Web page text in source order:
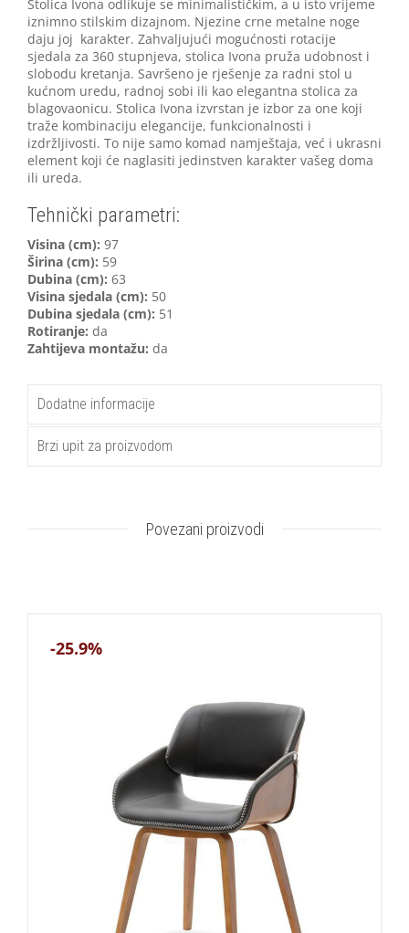
Stolica Ivona odlikuje se minimalističkim, a u isto vrijeme
iznimno stilskim dizajnom. Njezine crne metalne noge
daju joj karakter. Zahvaljujući mogućnosti rotacije
sjedala za 360 stupnjeva, stolica Ivona pruža udobnost i
slobodu kretanja. Savršeno je rješenje za radni stol u
kućnom uredu, radnoj sobi ili kao elegantna stolica za
blagovaonicu. Stolica Ivona izvrstan je izbor za one koji
traže kombinaciju elegancije, funkcionalnosti i
izdržljivosti. To nije samo komad namještaja, već i ukrasni
element koji će naglasiti jedinstven karakter vašeg doma
ili ureda.
Tehnički parametri:
Visina (cm): 97
Širina (cm): 59
Dubina (cm): 63
Visina sjedala (cm): 50
Dubina sjedala (cm): 51
Rotiranje: da
Zahtijeva montažu: da
Dodatne informacije
Brzi upit za proizvodom
Povezani proizvodi
-25.9%